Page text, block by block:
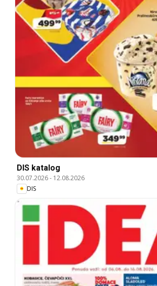
DIS katalog
30.07.2026- 12.08.2026
DIS